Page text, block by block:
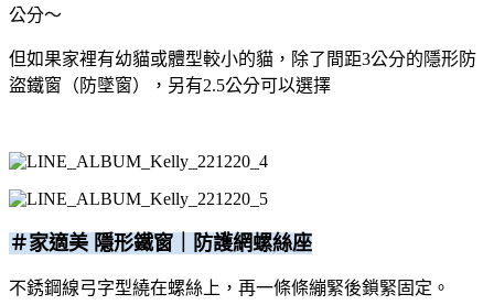
公分～
但如果家裡有幼貓或體型較小的貓，除了間距3公分的隱形防
盜鐵窗（防墜窗），另有2.5公分可以選擇
＃家適美 隱形鐵窗｜防護網螺絲座
不銹鋼線弓字型繞在螺絲上，再一條條繃緊後鎖緊固定。